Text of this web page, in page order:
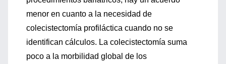
menor en cuanto a la necesidad de
colecistectomía profiláctica cuando no se
identifican cálculos. La colecistectomía suma
poco a la morbilidad global de los